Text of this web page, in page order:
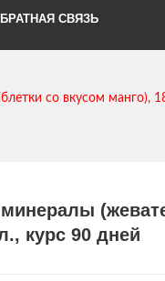
СВЯЗЬ
со вкусом манго),
курс 90 дней